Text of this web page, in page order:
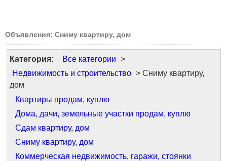
Объявления: Сниму квартиру, дом
Категория: Все категории >
Недвижимость и строительство > Сниму квартиру,
дом
Квартиры продам, куплю
Дома, дачи, земельные участки продам, куплю
Сдам квартиру, дом
Сниму квартиру, дом
Коммерческая недвижимость, гаражи, стоянки